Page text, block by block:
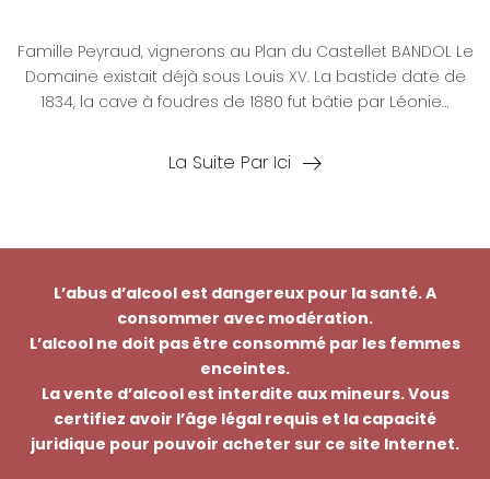
Famille Peyraud, vignerons au Plan du Castellet BANDOL Le
Domaine existait déjà sous Louis XV. La bastide date de
1834, la cave à foudres de 1880 fut bâtie par Léonie…
La Suite Par Ici
L’abus d’alcool est dangereux pour la santé. A
consommer avec modération.
L’alcool ne doit pas être consommé par les femmes
enceintes.
La vente d’alcool est interdite aux mineurs. Vous
certifiez avoir l’âge légal requis et la capacité
juridique pour pouvoir acheter sur ce site Internet.